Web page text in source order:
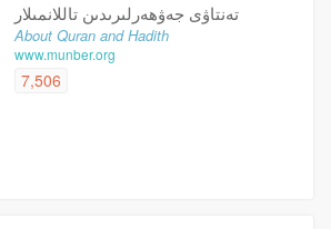
تەنتاۋى جەۋھەرلىرىدىن تاللانمىلار
About Quran and Hadith
www.munber.org
7,506